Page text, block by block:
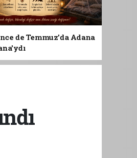
de Temmuz'da Adana